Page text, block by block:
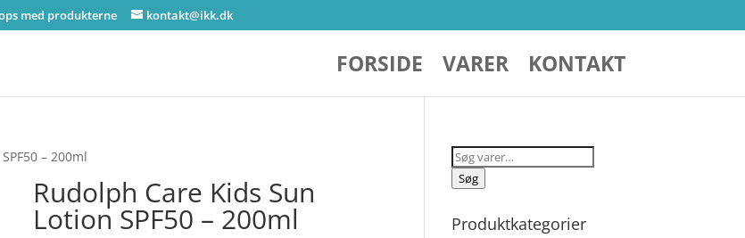
med produkterne kontakt@ikk.dk
FORSIDE VARER KONTAKT
– 200ml
Rudolph Care Kids Sun
Lotion SPF50 – 200ml
Søg
efter:
Søg
Produktkategorier